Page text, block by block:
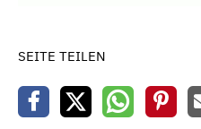
SEITE TEILEN